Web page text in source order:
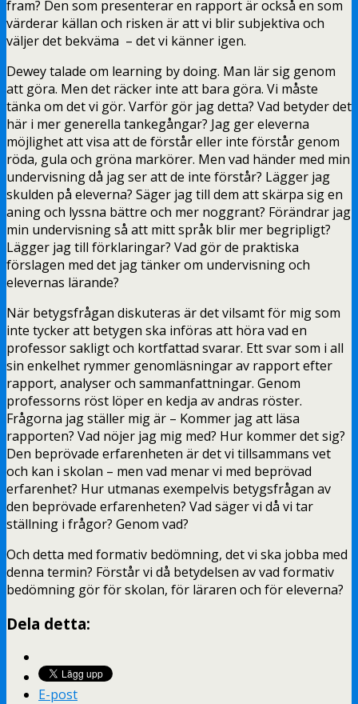
fram? Den som presenterar en rapport är också en som
värderar källan och risken är att vi blir subjektiva och
väljer det bekväma – det vi känner igen.
Dewey talade om learning by doing. Man lär sig genom
att göra. Men det räcker inte att bara göra. Vi måste
tänka om det vi gör. Varför gör jag detta? Vad betyder det
här i mer generella tankegångar? Jag ger eleverna
möjlighet att visa att de förstår eller inte förstår genom
röda, gula och gröna markörer. Men vad händer med min
undervisning då jag ser att de inte förstår? Lägger jag
skulden på eleverna? Säger jag till dem att skärpa sig en
aning och lyssna bättre och mer noggrant? Förändrar jag
min undervisning så att mitt språk blir mer begripligt?
Lägger jag till förklaringar? Vad gör de praktiska
förslagen med det jag tänker om undervisning och
elevernas lärande?
När betygsfrågan diskuteras är det vilsamt för mig som
inte tycker att betygen ska införas att höra vad en
professor sakligt och kortfattad svarar. Ett svar som i all
sin enkelhet rymmer genomläsningar av rapport efter
rapport, analyser och sammanfattningar. Genom
professorns röst löper en kedja av andras röster.
Frågorna jag ställer mig är – Kommer jag att läsa
rapporten? Vad nöjer jag mig med? Hur kommer det sig?
Den beprövade erfarenheten är det vi tillsammans vet
och kan i skolan – men vad menar vi med beprövad
erfarenhet? Hur utmanas exempelvis betygsfrågan av
den beprövade erfarenheten? Vad säger vi då vi tar
ställning i frågor? Genom vad?
Och detta med formativ bedömning, det vi ska jobba med
denna termin? Förstår vi då betydelsen av vad formativ
bedömning gör för skolan, för läraren och för eleverna?
Dela detta:
E-post